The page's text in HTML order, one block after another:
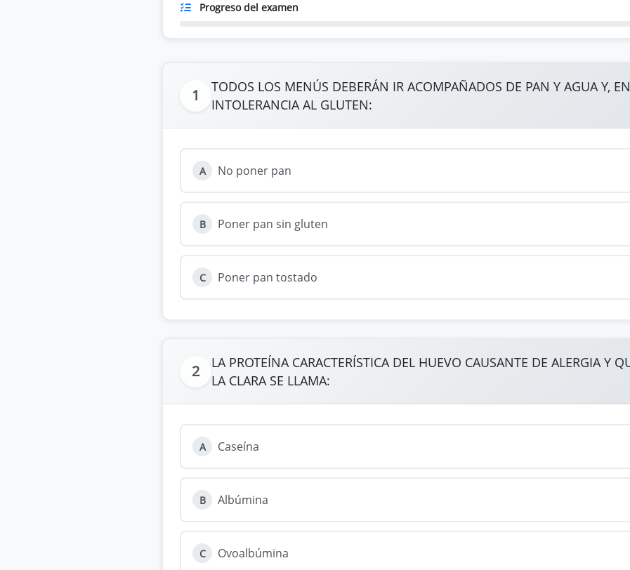
Progreso del examen
1
TODOS LOS MENÚS DEBERÁN IR ACOMPAÑADOS DE PAN Y AGUA Y,
INTOLERANCIA AL GLUTEN:
A No poner pan
B Poner pan sin gluten
C Poner pan tostado
2
LA PROTEÍNA CARACTERÍSTICA DEL HUEVO CAUSANTE DE ALERGIA Y
LA CLARA SE LLAMA:
A Caseína
B Albúmina
C Ovoalbúmina